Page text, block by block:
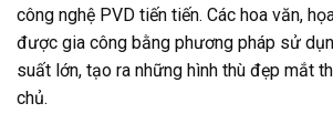
công nghệ PVD tiến tiến. Các hoa văn,
được gia công bằng phương pháp sử
suất lớn, tạo ra những hình thù đẹp mắt
chủ.